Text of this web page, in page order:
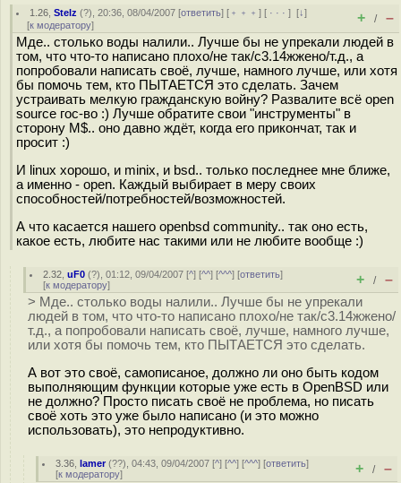
1.26 ,Stelz (?), 20:36, 08/04/2007 [ответить] [ ﹢﹢﹢] [ · · ·][↓]
[к модератору] + / –
Мде.. столько воды налили.. Лучше бы не упрекали людей в
том, что что-то написано плохо/не так/с3.14жжено/т.д., а
попробовали написать своё, лучше, намного лучше, или хотя
бы помочь тем, кто ПЫТАЕТСЯ это сделать. Зачем
устраивать мелкую гражданскую войну? Развалите всё open
source гос-во :) Лучше обратите свои "инструменты" в
сторону M$.. оно давно ждёт, когда его прикончат, так и
просит :)
И linux хорошо, и minix, и bsd.. только последнее мне ближе,
а именно - open. Каждый выбирает в меру своих
способностей/потребностей/возможностей.
А что касается нашего openbsd community.. так оно есть,
какое есть, любите нас такими или не любите вообще :)
2.32 ,uF0 (?), 01:12, 09/04/2007 [^] [^^] [^^^] [ответить]
[к модератору] + / –
> Мде.. столько воды налили.. Лучше бы не упрекали
людей в том, что что-то написано плохо/не так/с3.14жжено/
т.д., а попробовали написать своё, лучше, намного лучше,
или хотя бы помочь тем, кто ПЫТАЕТСЯ это сделать.
А вот это своё, самописаное, должно ли оно быть кодом
выполняющим функции которые уже есть в OpenBSD или
не должно? Просто писать своё не проблема, но писать
своё хоть это уже было написано (и это можно
использовать), это непродуктивно.
3.36 ,lamer(??), 04:43, 09/04/2007 [^] [^^] [^^^] [ответить]
[к модератору] + / –